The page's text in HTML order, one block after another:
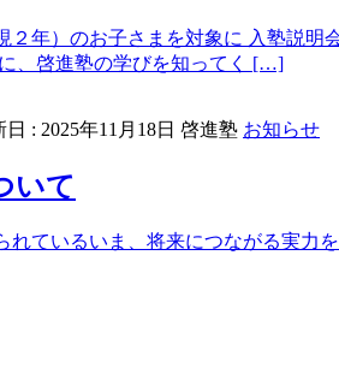
２年）のお子さまを対象に 入塾説
、啓進塾の学びを知ってく […]
日 : 2025年11月18日 啓進塾 お知らせ
いて
れているいま、将来につながる実力